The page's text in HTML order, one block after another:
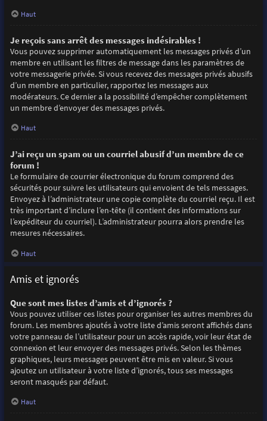
Haut
Je reçois sans arrêt des messages indésirables !
Vous pouvez supprimer automatiquement les messages privés d’un
membre en utilisant les filtres de message dans les paramètres de
votre messagerie privée. Si vous recevez des messages privés abusifs
d’un membre en particulier, rapportez les messages aux
modérateurs. Ce dernier a la possibilité d’empêcher complètement
un membre d’envoyer des messages privés.
Haut
J’ai reçu un spam ou un courriel abusif d’un membre de ce
forum !
Le formulaire de courrier électronique du forum comprend des
sécurités pour suivre les utilisateurs qui envoient de tels messages.
Envoyez à l’administrateur une copie complète du courriel reçu. Il est
très important d’inclure l’en-tête (il contient des informations sur
l’expéditeur du courriel). L’administrateur pourra alors prendre les
mesures nécessaires.
Haut
Amis et ignorés
Que sont mes listes d’amis et d’ignorés ?
Vous pouvez utiliser ces listes pour organiser les autres membres du
forum. Les membres ajoutés à votre liste d’amis seront affichés dans
votre panneau de l’utilisateur pour un accès rapide, voir leur état de
connexion et leur envoyer des messages privés. Selon les thèmes
graphiques, leurs messages peuvent être mis en valeur. Si vous
ajoutez un utilisateur à votre liste d’ignorés, tous ses messages
seront masqués par défaut.
Haut